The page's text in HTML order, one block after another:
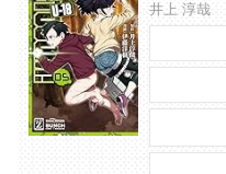
井上 淳哉